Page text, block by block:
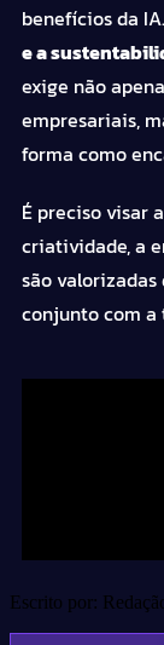
benefícios da
e a
exige não
empresariais,
forma como
É preciso visar
criatividade, a
são
conjunto com a
Escrito por: